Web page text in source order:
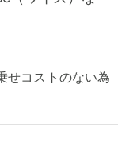
せコストのない為